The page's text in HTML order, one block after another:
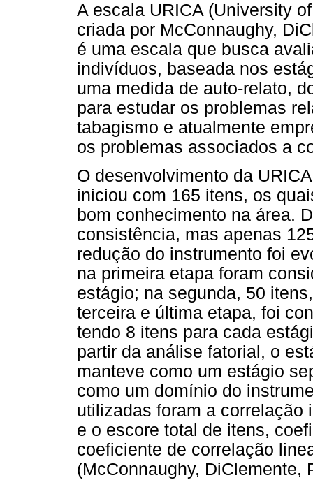
A escala URICA (University
criada por McConnaughy,
é uma escala que busca
indivíduos, baseada nos
uma medida de auto-relato,
para estudar os problemas
tabagismo e atualmente
os problemas associados a
O desenvolvimento da
iniciou com 165 itens, os
bom conhecimento na área.
consistência, mas apenas
redução do instrumento foi
na primeira etapa foram
estágio; na segunda, 50
terceira e última etapa, foi
tendo 8 itens para cada
partir da análise fatorial, o
manteve como um estágio
como um domínio do
utilizadas foram a correlação
e o escore total de itens,
coeficiente de correlação
(McConnaughy, DiClemente,